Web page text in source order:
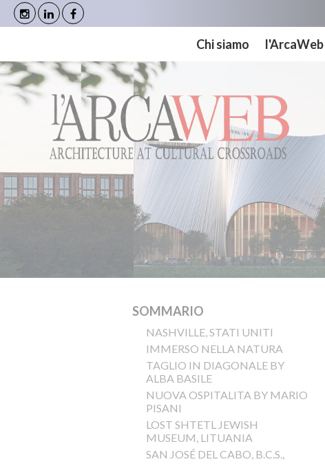
Chi siamo l'ArcaWeb
SOMMARIO
NASHVILLE, STATI UNITI
IMMERSO NELLA NATURA
TAGLIO IN DIAGONALE BY
ALBA BASILE
NUOVA OSPITALITA BY MARIO
PISANI
LOST SHTETL JEWISH
MUSEUM, LITUANIA
SAN JOSÉ DEL CABO, B.C.S.,
Cookies management panel